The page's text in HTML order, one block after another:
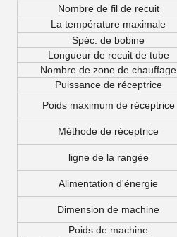
Nombre de fil de recuit
La température maximale
Spéc. de bobine
Longueur de recuit de tube
Nombre de zone de chauffage
Puissance de réceptrice
Poids maximum de réceptrice
Méthode de réceptrice
ligne de la rangée
Alimentation d'énergie
Dimension de machine
Poids de machine